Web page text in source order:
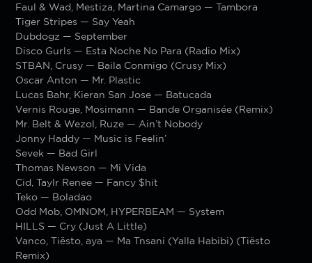
Faul & Wad, Mestiza, Martina Camargo — Tambora
Tiger Stripes — Say Yeah
Dubdogz — September
Disco Gurls — Esta Noche No Para (Radio Mix)
STBAN, Crusy — Baila Conmigo (Crusy Mix)
Oscar Anton — Mr. Plastic
Lucas Bahr, Kieran San Jose — Batucada
Vernis Rouge, Mosimann — Bande Organisée (Remix)
Mr. Belt & Wezol, Ruze — Ain’t Nobody
Jonny Haddy — Music is Feelin’
Sevek — Bad Girl
Thomas Newson — Mi Vida
Cid, Taylr Renee — Fancy $hit
Teko — Boladao
Odd Mob, OMNOM, HYPERBEAM — System
HILLS — Cry (Just A Little)
Vanco, Tiësto, aya — Ma Tnsani (Yalla Habibi) (Tiësto
Remix)